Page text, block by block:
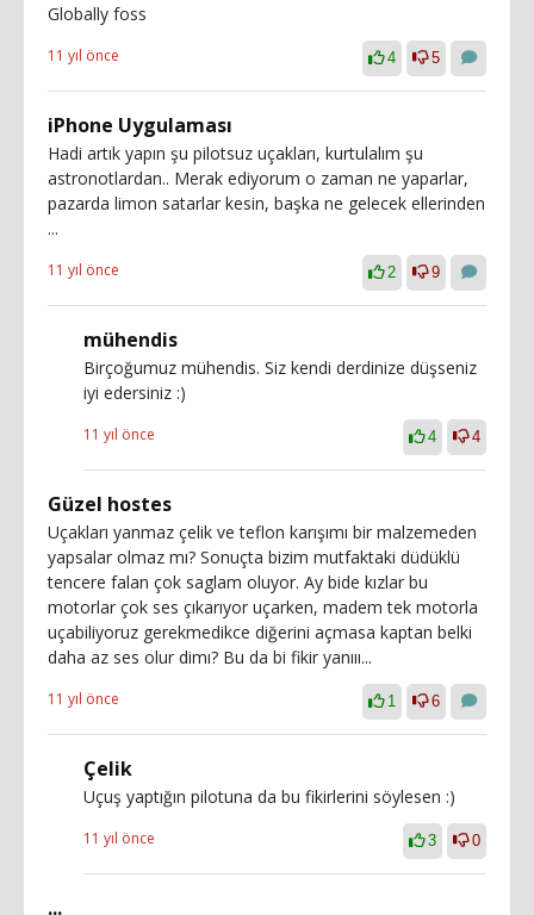
Globally foss
11 yıl önce 4 5
iPhone Uygulaması
Hadi artık yapın şu pilotsuz uçakları, kurtulalım şu
astronotlardan.. Merak ediyorum o zaman ne yaparlar,
pazarda limon satarlar kesin, başka ne gelecek ellerinden
...
11 yıl önce 2 9
mühendis
Birçoğumuz mühendis. Siz kendi derdinize düşseniz
iyi edersiniz :)
11 yıl önce 4 4
Güzel hostes
Uçakları yanmaz çelik ve teflon karışımı bir malzemeden
yapsalar olmaz mı? Sonuçta bizim mutfaktaki düdüklü
tencere falan çok saglam oluyor. Ay bide kızlar bu
motorlar çok ses çıkarıyor uçarken, madem tek motorla
uçabiliyoruz gerekmedikce diğerini açmasa kaptan belki
daha az ses olur dimı? Bu da bi fikir yanııı...
11 yıl önce 1 6
Çelik
Uçuş yaptığın pilotuna da bu fikirlerini söylesen :)
11 yıl önce 3 0
...